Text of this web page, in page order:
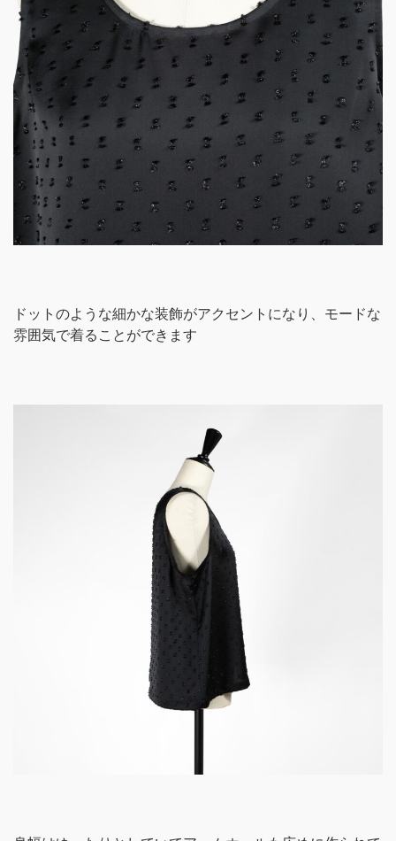
ドットのような細かな装飾がアクセントになり、モードな
雰囲気で着ることができます